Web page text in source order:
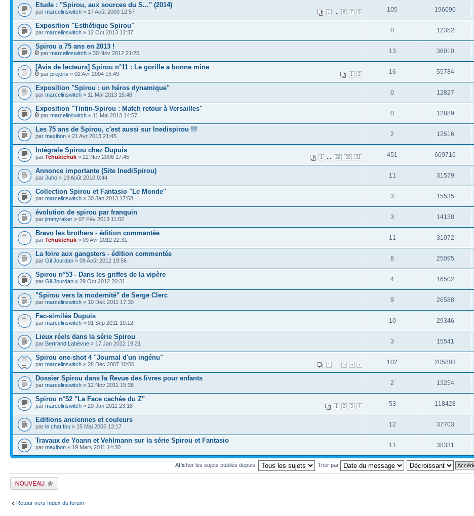
Etude : "Spirou, aux sources du S..." (2014)
1 6 7 8
par marcelinswitch » 17 Août 2009 12:57 105 196090
Exposition "Esthétique Spirou"
par marcelinswitch » 12 Oct 2013 12:37 0 12352
Spirou a 75 ans en 2013 !
par marcelinswitch » 30 Nov 2012 21:25 13 36010
[Avis de lecteurs] Spirou n°11 : Le gorille a bonne mine
1 2
par prejoris » 02 Avr 2004 15:49 16 55784
Exposition "Spirou : un héros dynamique"
par marcelinswitch » 11 Mai 2013 15:48 0 12827
Exposition "Tintin-Spirou : Match retour à Versailles"
par marcelinswitch » 11 Mai 2013 14:57 0 12889
Les 75 ans de Spirou, c'est aussi sur Inedispirou !!!
par maxibon » 21 Avr 2013 21:45 2 12516
Intégrale Spirou chez Dupuis
1 29 30 31
par Tchuktchuk » 22 Nov 2006 17:45 451 669716
Annonce importante (Site InediSpirou)
par Juho » 19 Août 2010 0:44 11 31579
Collection Spirou et Fantasio "Le Monde"
par marcelinswitch » 30 Jan 2013 17:58 3 15535
évolution de spirou par franquin
par jimmyraker » 07 Fév 2013 11:02 3 14138
Bravo les brothers - édition commentée
par Tchuktchuk » 09 Avr 2012 22:31 11 31072
La foire aux gangsters - édition commentée
par Gil Jourdan » 09 Août 2012 19:56 8 25095
Spirou n°53 - Dans les griffes de la vipère
par Gil Jourdan » 29 Oct 2012 20:31 4 16502
"Spirou vers la modernité" de Serge Clerc
par marcelinswitch » 10 Déc 2011 17:30 9 26588
Fac-similés Dupuis
par marcelinswitch » 01 Sep 2011 10:12 10 29346
Lieux réels dans la série Spirou
par Bertrand Labévue » 17 Jan 2012 19:21 3 15541
Spirou one-shot 4 "Journal d'un ingénu"
1 5 6 7
par marcelinswitch » 28 Déc 2007 10:50 102 205803
Dossier Spirou dans la Revue des livres pour enfants
par marcelinswitch » 12 Nov 2011 15:38 2 13254
Spirou n°52 "La Face cachée du Z"
1 2 3 4
par marcelinswitch » 20 Jan 2011 23:18 53 118428
Editions anciennes et couleurs
par le chat fou » 15 Mai 2005 13:17 12 37703
Travaux de Yoann et Vehlmann sur la série Spirou et Fantasio
par maxibon » 19 Mars 2011 14:30 11 38331
Afficher les sujets publiés depuis: Trier par
Publier un nouveau
sujet
Retour vers Index du forum